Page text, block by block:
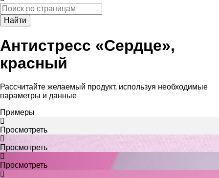
Найти
Антистресс «Сердце»,
красный
Рассчитайте желаемый продукт, используя необходимые
параметры и данные
Примеры
Просмотреть
Просмотреть
Просмотреть